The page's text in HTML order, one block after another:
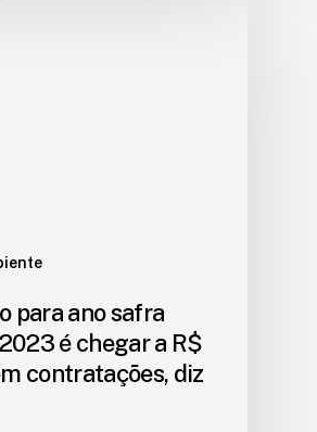
para ano safra
é chegar a R$
contratações, diz